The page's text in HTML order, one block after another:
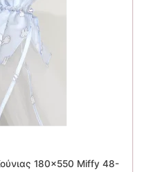
180×550 Miffy 48-